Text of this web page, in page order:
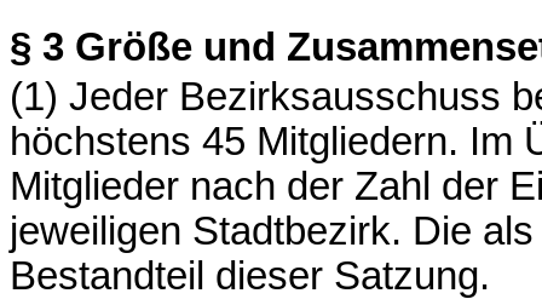
§ 3 Größe und
(1) Jeder Bezirksausschuss
höchstens 45 Mitgliedern. Im
Mitglieder nach der Zahl der
jeweiligen Stadtbezirk. Die
Bestandteil dieser Satzung.